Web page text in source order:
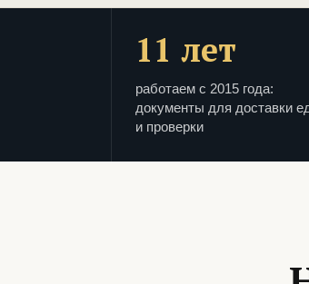
11 лет
работаем с 2015 года:
документы для доставки
и проверки